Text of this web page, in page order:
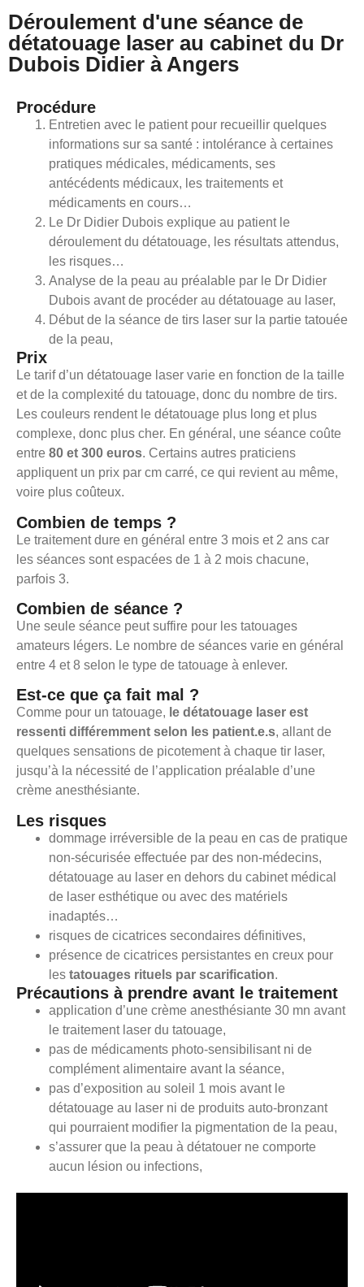
Déroulement d'une séance de
détatouage laser au cabinet du Dr
Dubois Didier à Angers
Procédure
Entretien avec le patient pour recueillir quelques
informations sur sa santé : intolérance à certaines
pratiques médicales, médicaments, ses
antécédents médicaux, les traitements et
médicaments en cours…
Le Dr Didier Dubois explique au patient le
déroulement du détatouage, les résultats attendus,
les risques…
Analyse de la peau au préalable par le Dr Didier
Dubois avant de procéder au détatouage au laser,
Début de la séance de tirs laser sur la partie tatouée
de la peau,
Prix
Le tarif d’un détatouage laser varie en fonction de la taille
et de la complexité du tatouage, donc du nombre de tirs.
Les couleurs rendent le détatouage plus long et plus
complexe, donc plus cher. En général, une séance coûte
entre 80 et 300 euros. Certains autres praticiens
appliquent un prix par cm carré, ce qui revient au même,
voire plus coûteux.
Combien de temps ?
Le traitement dure en général entre 3 mois et 2 ans car
les séances sont espacées de 1 à 2 mois chacune,
parfois 3.
Combien de séance ?
Une seule séance peut suffire pour les tatouages
amateurs légers. Le nombre de séances varie en général
entre 4 et 8 selon le type de tatouage à enlever.
Est-ce que ça fait mal ?
Comme pour un tatouage, le détatouage laser est
ressenti différemment selon les patient.e.s, allant de
quelques sensations de picotement à chaque tir laser,
jusqu’à la nécessité de l’application préalable d’une
crème anesthésiante.
Les risques
dommage irréversible de la peau en cas de pratique
non-sécurisée effectuée par des non-médecins,
détatouage au laser en dehors du cabinet médical
de laser esthétique ou avec des matériels
inadaptés…
risques de cicatrices secondaires définitives,
présence de cicatrices persistantes en creux pour
les tatouages rituels par scarification.
Précautions à prendre avant le traitement
application d’une crème anesthésiante 30 mn avant
le traitement laser du tatouage,
pas de médicaments photo-sensibilisant ni de
complément alimentaire avant la séance,
pas d’exposition au soleil 1 mois avant le
détatouage au laser ni de produits auto-bronzant
qui pourraient modifier la pigmentation de la peau,
s’assurer que la peau à détatouer ne comporte
aucun lésion ou infections,